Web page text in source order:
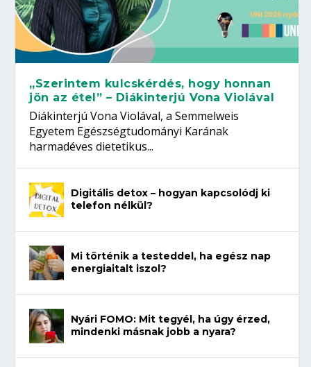
„Szerintem kulcskérdés, hogy honnan
jön az étel” – Diákinterjú Vona Violával
Diákinterjú Vona Violával, a Semmelweis
Egyetem Egészségtudományi Karának
harmadéves dietetikus...
Digitális detox – hogyan kapcsolódj ki
telefon nélkül?
Mi történik a testeddel, ha egész nap
energiaitalt iszol?
Nyári FOMO: Mit tegyél, ha úgy érzed,
mindenki másnak jobb a nyara?